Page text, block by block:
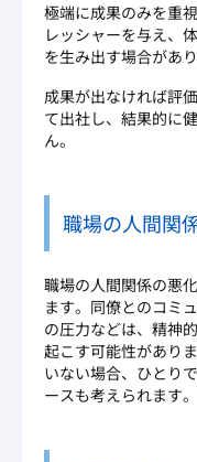
極端に成果のみを重
レッシャーを与え、
を生み出す場合があり
成果が出なければ評
て出社し、結果的に
ん。
職場の人間関
職場の人間関係の悪
ます。同僚とのコミ
の圧力などは、精神
起こす可能性があり
いない場合、ひとり
ースも考えられます。